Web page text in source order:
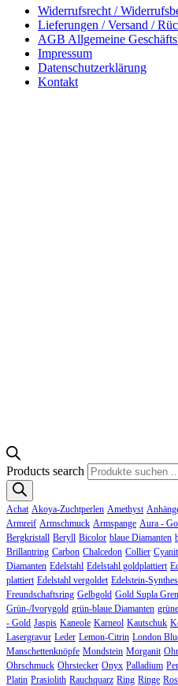
Widerrufsrecht /
Lieferungen / Versand /
AGB Allgemeine
Impressum
Datenschutzerklärung
Kontakt
Products search
Achat Akoya-Zuchtperlen Amethyst
Armreif Armschmuck Armspange Aura -
Bergkristall Beryll Bicolor blaue Diamanten
Brillantring Carbon Chalcedon Collier
Diamanten Edelstahl Edelstahl goldplattiert
plattiert Edelstahl vergoldet Edelstein-
Freundschaftsring Gelbgold Gold Supla
Grün-/Ivorygold grün-blaue Diamanten
- Gold Jaspis Kaneole Karneol Kautschuk
Lasergravur Leder Lemon-Citrin London
Manschettenknöpfe Mondstein Morganit
Ohrschmuck Ohrstecker Onyx Palladium
Platin Prasiolith Rauchquarz Ring Ringe